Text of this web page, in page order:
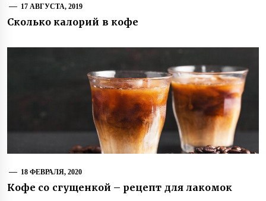
17 АВГУСТА, 2019
Сколько калорий в кофе
18 ФЕВРАЛЯ, 2020
Кофе со сгущенкой – рецепт для лакомок